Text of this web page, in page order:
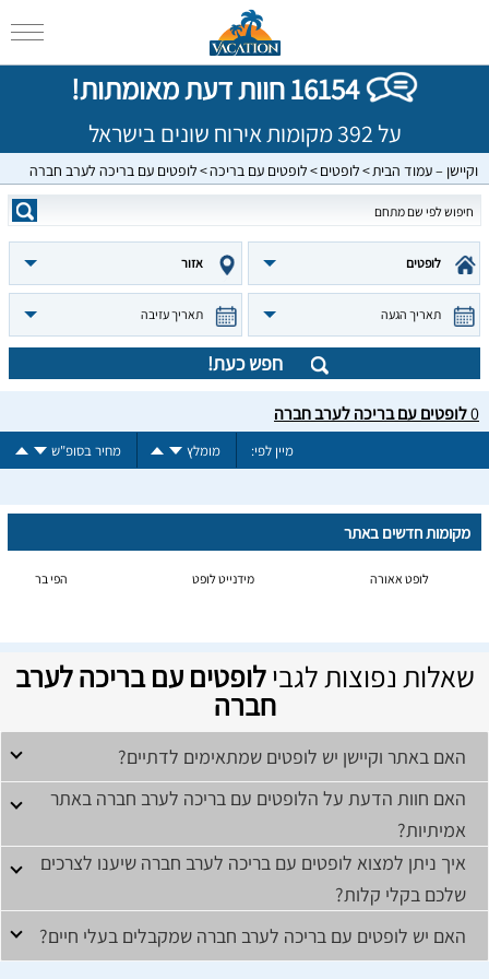
16154 חוות דעת מאומתות!
על 392 מקומות אירוח שונים בישראל
וקיישן – עמוד הבית לופטים לופטים עם בריכה לופטים עם בריכה לערב חברה
לופטים אזור
תאריך הגעה תאריך עזיבה
חפש כעת!
0לופטים עם בריכה לערב חברה
מיין לפי: מומלץ מחיר בסופ"ש
מקומות חדשים באתר
לופט אאורה מידנייט לופט הפי בר
שאלות נפוצות לגבילופטים עם בריכה לערב
חברה
האם באתר וקיישן יש לופטים שמתאימים לדתיים?
האם חוות הדעת על הלופטים עם בריכה לערב חברה באתר
אמיתיות?
איך ניתן למצוא לופטים עם בריכה לערב חברה שיענו לצרכים
שלכם בקלי קלות?
האם יש לופטים עם בריכה לערב חברה שמקבלים בעלי חיים?